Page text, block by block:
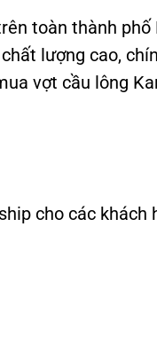
toàn thành phố
lượng cao,
vợt cầu lông
cho các khách